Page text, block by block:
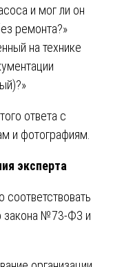
и мог ли он
ремонта?»
на технике
ответа с
и фотографиям.
эксперта
закона №73-ФЗ и